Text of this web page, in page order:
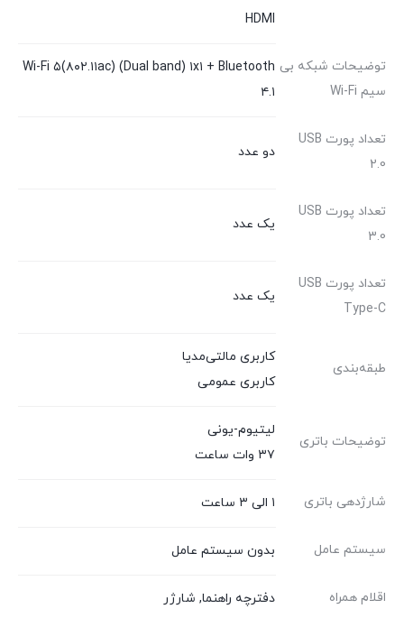
HDMI
توضیحات شبکه بی
سیم Wi-Fi
Wi-Fi ۵(۸۰۲.۱۱ac) (Dual band) ۱x۱ + Bluetooth
۴.۱
تعداد پورت USB
2.0
دو عدد
تعداد پورت USB
3.0
یک عدد
تعداد پورت USB
Type-C
یک عدد
طبقه‌بندی
کاربری مالتی‌مدیا
کاربری عمومی
توضیحات باتری
لیتیوم-یونی
۳۷ وات ساعت
شارژدهی باتری ۱ الی ۳ ساعت
سیستم عامل بدون سیستم عامل
اقلام همراه دفترچه راهنما, شارژر